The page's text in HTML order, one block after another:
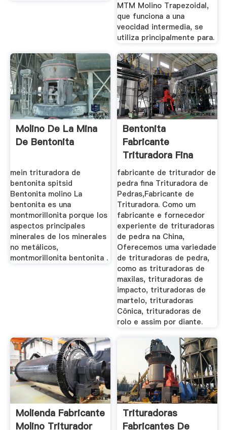
MTM Molino Trapezoidal,
que funciona a una
veocidad intermedia, se
utiliza principalmente para.
Molino De La Mina
De Bentonita
mein trituradora de
bentonita spitsid
Bentonita molino La
bentonita es una
montmorillonita porque los
aspectos principales
minerales de los minerales
no metálicos,
montmorillonita bentonita .
Bentonita
Fabricante
Trituradora Fina
fabricante de triturador de
pedra fina Trituradora de
Pedras,Fabricante de
Trituradora. Como um
fabricante e fornecedor
experiente de trituradoras
de pedra na China,
Oferecemos uma variedade
de trituradoras de pedra,
como as trituradoras de
maxilas, trituradoras de
impacto, trituradoras de
martelo, trituradoras
Cônica, trituradoras de
rolo e assim por diante.
Molienda Fabricante
Molino Triturador
Trituradoras
Fabricantes De